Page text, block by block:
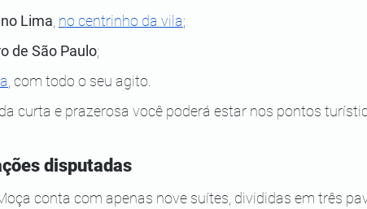
Lima no centrinho da vila;
de São Paulo;
, com todo o seu agito.
curta e prazerosa você poderá estar nos pontos
disputadas
conta com apenas nove suítes, divididas em três